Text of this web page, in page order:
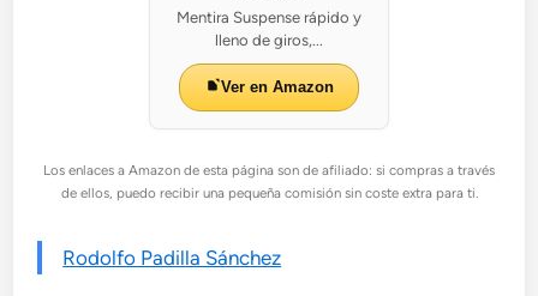
Mentira Suspense rápido y
lleno de giros,...
Ver en Amazon
Los enlaces a Amazon de esta página son de afiliado: si compras a través
de ellos, puedo recibir una pequeña comisión sin coste extra para ti.
Rodolfo Padilla Sánchez